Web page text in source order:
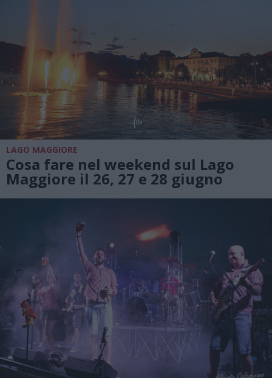
LAGO MAGGIORE
Cosa fare nel weekend sul Lago
Maggiore il 26, 27 e 28 giugno